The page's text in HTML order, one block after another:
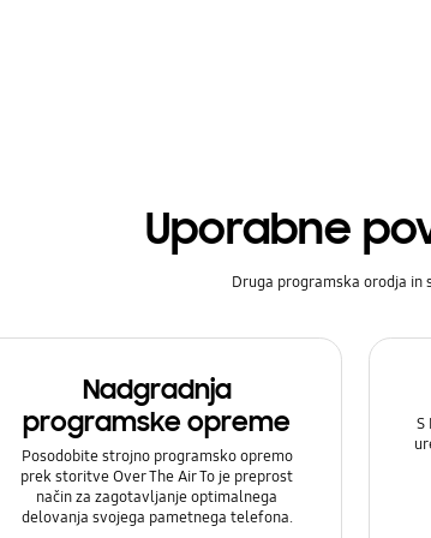
Uporabne
Druga programska orodja in
Nadgradnja
programske opreme
Posodobite strojno programsko opremo
prek storitve Over The Air To je preprost
način za zagotavljanje optimalnega
delovanja svojega pametnega telefona.
S